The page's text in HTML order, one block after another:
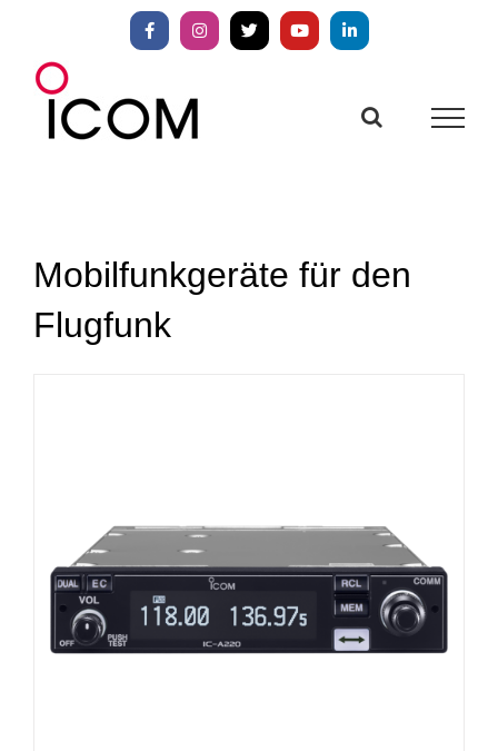
springen
FacebookInstagram
X YouTubeLinkedIn
Mobilfunkgeräte für den
Flugfunk